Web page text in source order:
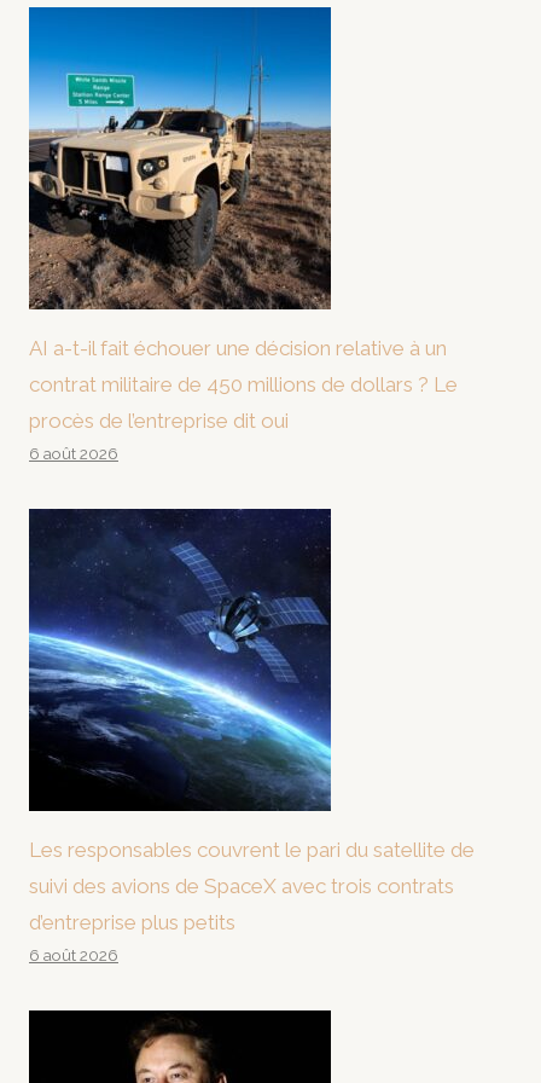
AI a-t-il fait échouer une décision relative à un
contrat militaire de 450 millions de dollars ? Le
procès de l’entreprise dit oui
6 août 2026
Les responsables couvrent le pari du satellite de
suivi des avions de SpaceX avec trois contrats
d’entreprise plus petits
6 août 2026